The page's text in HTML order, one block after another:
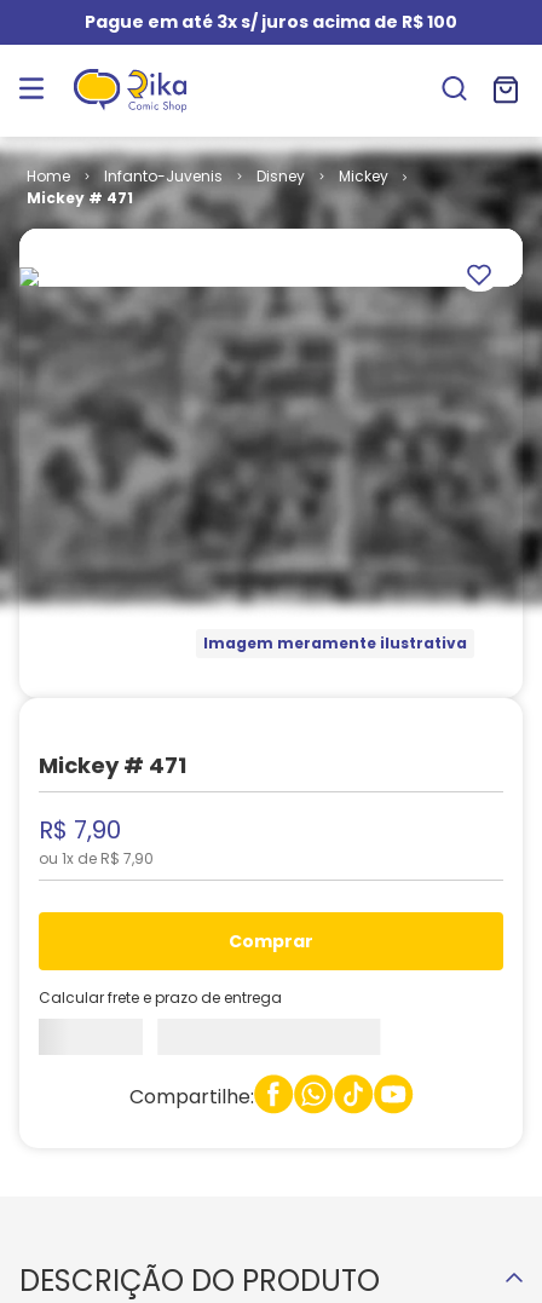
Pague em até 3x s/ juros acima de R$ 100
Infanto-Juvenis Disney
Mickey
Mickey # 471
Imagem meramente ilustrativa
Mickey # 471
R$ 7,90
ou 1x de R$ 7,90
comprar
Calcular frete e prazo de entrega
Compartilhe:
DESCRIÇÃO DO PRODUTO